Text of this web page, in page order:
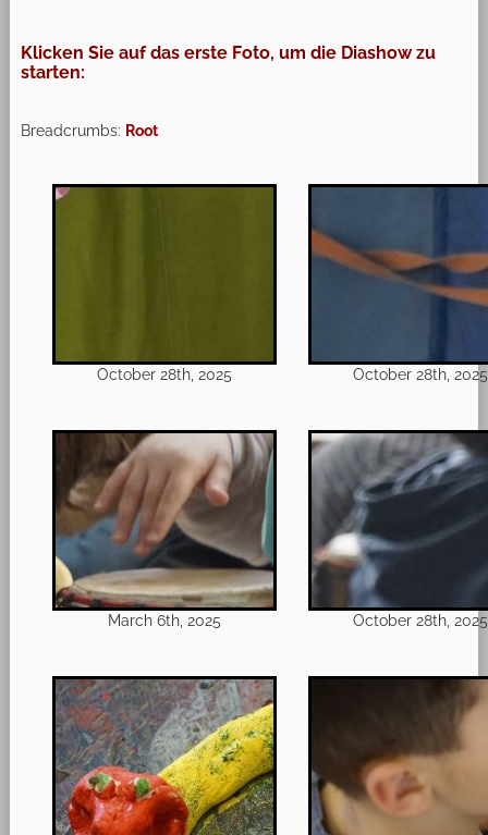
Klicken Sie auf das erste Foto, um die Diashow zu
starten:
Breadcrumbs: Root
October 28th, 2025 October 28th, 2025
March 6th, 2025 October 28th, 2025